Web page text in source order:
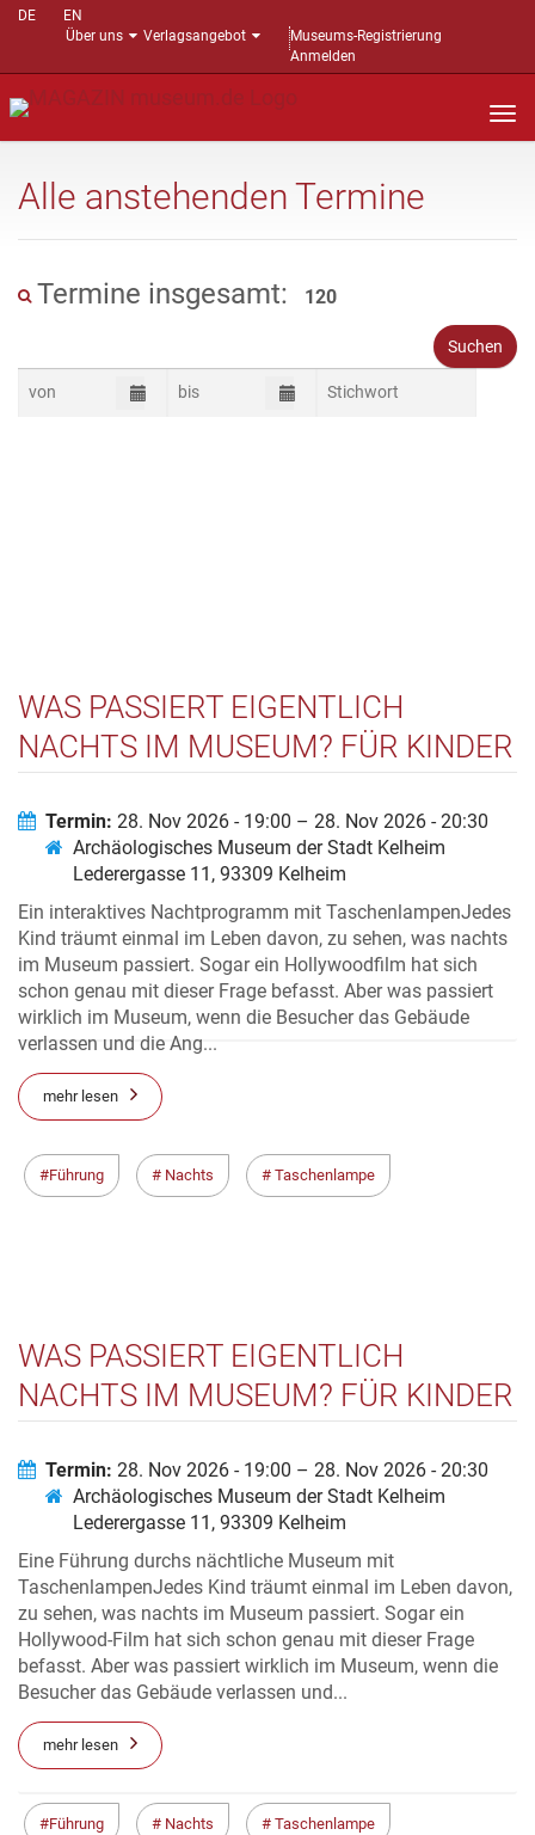
DE
EN
Über uns
Verlagsangebot
Museums-Registrierung
Anmelden
Alle anstehenden Termine
Termine insgesamt: 120
WAS PASSIERT EIGENTLICH
NACHTS IM MUSEUM? FÜR KINDER
Termin: 28. Nov 2026 - 19:00 – 28. Nov 2026 - 20:30
Archäologisches Museum der Stadt Kelheim
Lederergasse 11, 93309 Kelheim
Ein interaktives Nachtprogramm mit TaschenlampenJedes
Kind träumt einmal im Leben davon, zu sehen, was nachts
im Museum passiert. Sogar ein Hollywoodfilm hat sich
schon genau mit dieser Frage befasst. Aber was passiert
wirklich im Museum, wenn die Besucher das Gebäude
verlassen und die Ang...
mehr lesen
Führung Nachts Taschenlampe
WAS PASSIERT EIGENTLICH
NACHTS IM MUSEUM? FÜR KINDER
Termin: 28. Nov 2026 - 19:00 – 28. Nov 2026 - 20:30
Archäologisches Museum der Stadt Kelheim
Lederergasse 11, 93309 Kelheim
Eine Führung durchs nächtliche Museum mit
TaschenlampenJedes Kind träumt einmal im Leben davon,
zu sehen, was nachts im Museum passiert. Sogar ein
Hollywood-Film hat sich schon genau mit dieser Frage
befasst. Aber was passiert wirklich im Museum, wenn die
Besucher das Gebäude verlassen und...
mehr lesen
Führung Nachts Taschenlampe